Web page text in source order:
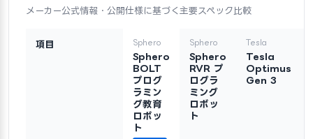
メーカー公式情報・公開仕様に基づく主要スペック比較
項目 Sphero
Sphero
BOLT
プログ
ラミン
グ教育
ロボッ
ト
Sphero
Sphero
RVR プ
ログラ
ミング
ロボッ
ト
Tesla
Tesla
Optimus
Gen 3